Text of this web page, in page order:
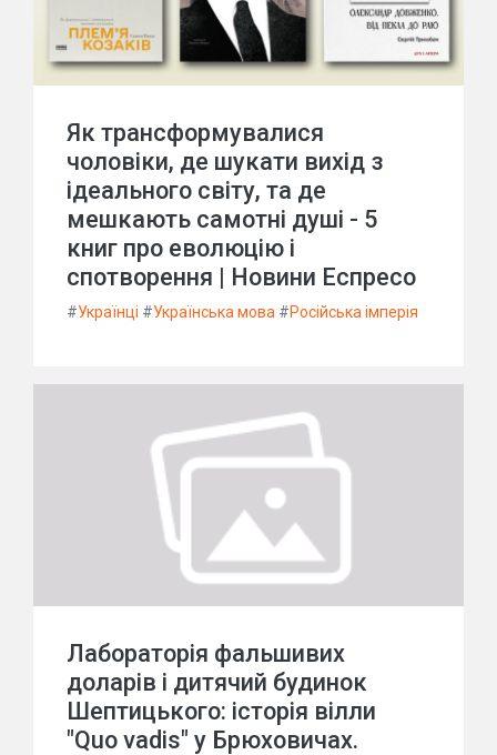
Як трансформувалися
чоловіки, де шукати вихід з
ідеального світу, та де
мешкають самотні душі - 5
книг про еволюцію і
спотворення | Новини Еспресо
#Українці #Українська мова #Російська імперія
Лабораторія фальшивих
доларів і дитячий будинок
Шептицького: історія вілли
"Quo vadis" у Брюховичах.